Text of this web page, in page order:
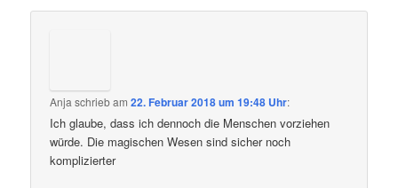
Anja schriebam22. Februar 2018 um 19:48 Uhr:
Ich glaube, dass ich dennoch die Menschen vorziehen
würde. Die magischen Wesen sind sicher noch
komplizierter